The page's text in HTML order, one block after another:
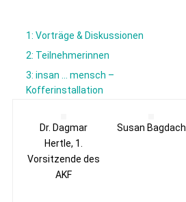
1: Vorträge & Diskussionen
2: Teilnehmerinnen
3: insan … mensch –
Kofferinstallation
Dr. Dagmar
Hertle, 1.
Vorsitzende des
AKF
Susan Bagdach